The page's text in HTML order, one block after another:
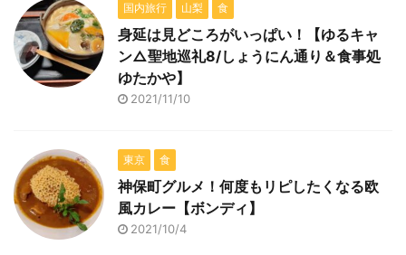
国内旅行 山梨 食
身延は見どころがいっぱい！【ゆるキャ
ン△聖地巡礼8/しょうにん通り＆食事処
ゆたかや】
2021/11/10
東京 食
神保町グルメ！何度もリピしたくなる欧
風カレー【ボンディ】
2021/10/4